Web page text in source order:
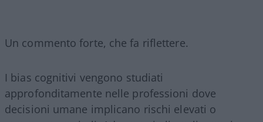
Un commento forte, che fa riflettere.
I bias cognitivi vengono studiati
approfonditamente nelle professioni dove
decisioni umane implicano rischi elevati o